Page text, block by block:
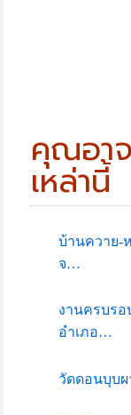
คุณอาจ
เหล่านี้
บ้านควาย-
จ…
งานครบรอ
อำเภอ…
วัดดอนบุบผ